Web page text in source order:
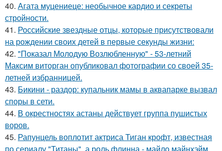
40. Агата муцениеце: необычное кардио и секреты
стройности.
41. Российские звездные отцы, которые присутствовали
на рождении своих детей в первые секунды жизни:
42. "Показал Молодую Возлюбленную" - 53-летний
Максим виторган опубликовал фотографии со своей 35-
летней избранницей.
43. Бикини - раздор: купальник мамы в аквапарке вызвал
споры в сети.
44. В окрестностях астаны действует группа пушистых
воров.
45. Рапунцель воплотит актриса Тиган крофт, известная
по сериалу "Титаны", а роль флинна - майло майнхэйм